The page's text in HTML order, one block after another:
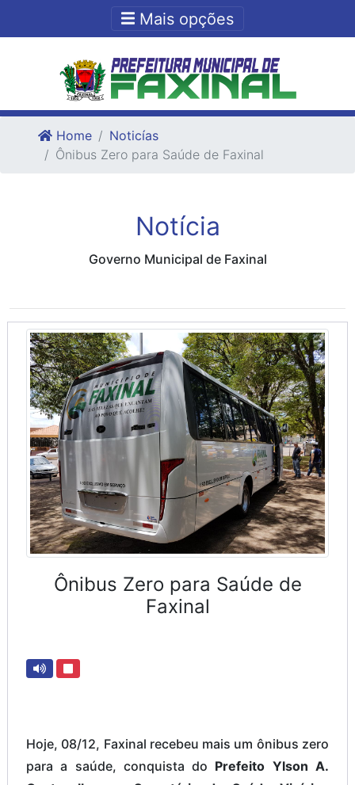
Ir para o fim do conteudo
Mais opções
Home
Noticías
Ônibus Zero para Saúde de Faxinal
Notícia
Governo Municipal de Faxinal
Ônibus Zero para Saúde de
Faxinal
Hoje, 08/12, Faxinal recebeu mais um ônibus zero
para a saúde, conquista do Prefeito Ylson A.